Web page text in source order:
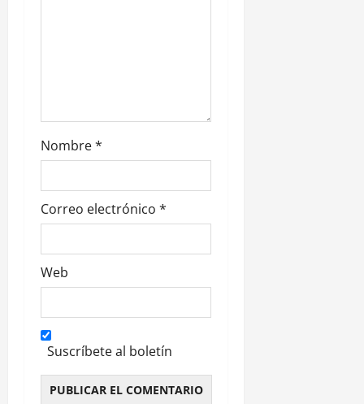
a
s
Nombre*
Correo electrónico *
Web
Suscríbete al boletín